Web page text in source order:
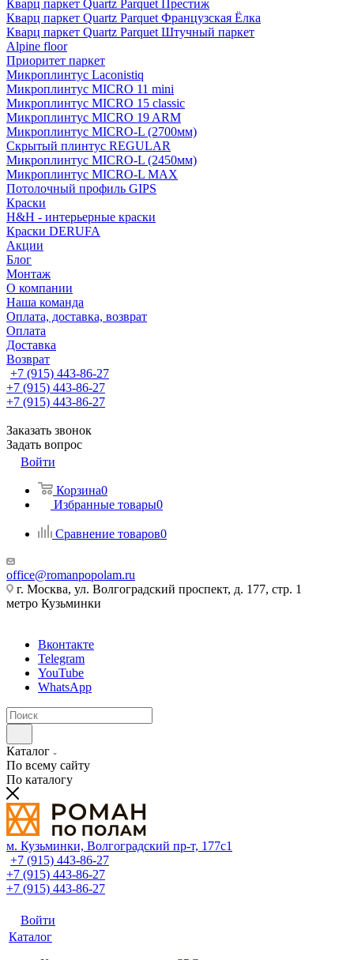
Кварц паркет Quartz Parquet Престиж
Кварц паркет Quartz Parquet Французская Ёлка
Кварц паркет Quartz Parquet Штучный паркет
Alpine floor
Приоритет паркет
Микроплинтус Laconistiq
Микроплинтус MICRO 11 mini
Микроплинтус MICRO 15 classic
Микроплинтус MICRO 19 ARM
Микроплинтус MICRO-L (2700мм)
Скрытый плинтус REGULAR
Микроплинтус MICRO-L (2450мм)
Микроплинтус MICRO-L MAX
Потолочный профиль GIPS
Краски
H&H - интерьерные краски
Краски DERUFA
Акции
Блог
Монтаж
О компании
Наша команда
Оплата, доставка, возврат
Оплата
Доставка
Возврат
+7 (915) 443-86-27
+7 (915) 443-86-27
+7 (915) 443-86-27
Заказать звонок
Задать вопрос
Войти
Корзина0
Избранные товары0
Сравнение товаров0
office@romanpopolam.ru
г. Москва, ул. Волгоградский проспект, д. 177, стр. 1
метро Кузьминки
Вконтакте
Telegram
YouTube
WhatsApp
Каталог
По всему сайту
По каталогу
м. Кузьминки, Волгоградский пр‑т, 177с1
+7 (915) 443-86-27
+7 (915) 443-86-27
+7 (915) 443-86-27
Войти
Каталог